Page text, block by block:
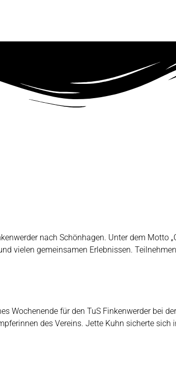
nach Schönhagen. Unter dem Motto
vielen gemeinsamen Erlebnissen.
Wochenende für den TuS Finkenwerder bei
des Vereins. Jette Kuhn sicherte